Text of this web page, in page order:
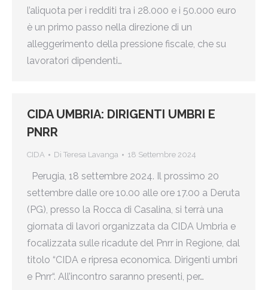
l’aliquota per i redditi tra i 28.000 e i 50.000 euro
è un primo passo nella direzione di un
alleggerimento della pressione fiscale, che su
lavoratori dipendenti…
CIDA UMBRIA: DIRIGENTI UMBRI E
PNRR
CIDA Di Teresa Lavanga 18 Settembre 2024
Perugia, 18 settembre 2024. Il prossimo 20
settembre dalle ore 10.00 alle ore 17.00 a Deruta
(PG), presso la Rocca di Casalina, si terrà una
giornata di lavori organizzata da CIDA Umbria e
focalizzata sulle ricadute del Pnrr in Regione, dal
titolo “CIDA e ripresa economica. Dirigenti umbri
e Pnrr“. All’incontro saranno presenti, per…